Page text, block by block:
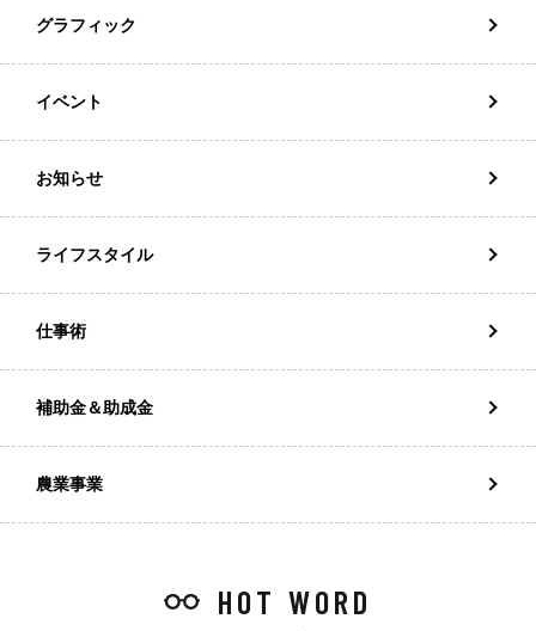
グラフィック
イベント
お知らせ
ライフスタイル
仕事術
補助金＆助成金
農業事業
HOT WORD